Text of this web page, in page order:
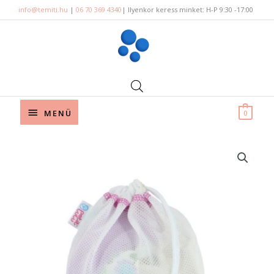
to
info@temiti.hu | 06 70 369 4340 | Ilyenkor keress minket: H-P 9:30 -17:00
Below
MENÜ 0